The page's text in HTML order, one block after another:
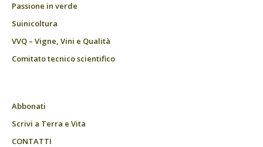
Passione in verde
Suinicoltura
VVQ – Vigne, Vini e Qualità
Comitato tecnico scientifico
Abbonati
Scrivi a Terra e Vita
CONTATTI